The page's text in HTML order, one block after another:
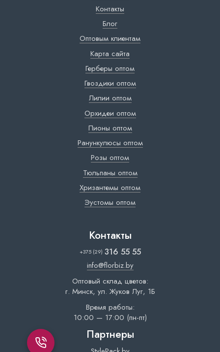
Контакты
Блог
Оптовым клиентам
Карта сайта
Герберы оптом
Гвоздики оптом
Лилии оптом
Орхидеи оптом
Пионы оптом
Ранункулюсы оптом
Розы оптом
Тюльпаны оптом
Хризантемы оптом
Эустомы оптом
Контакты
+375 (29) 316 55 55
info@florbiz.by
Оптовый склад цветов:
г. Минск, ул. Жуков Луг, 1Б
Время работы:
10:00 — 17:00 (пн-пт)
Партнеры